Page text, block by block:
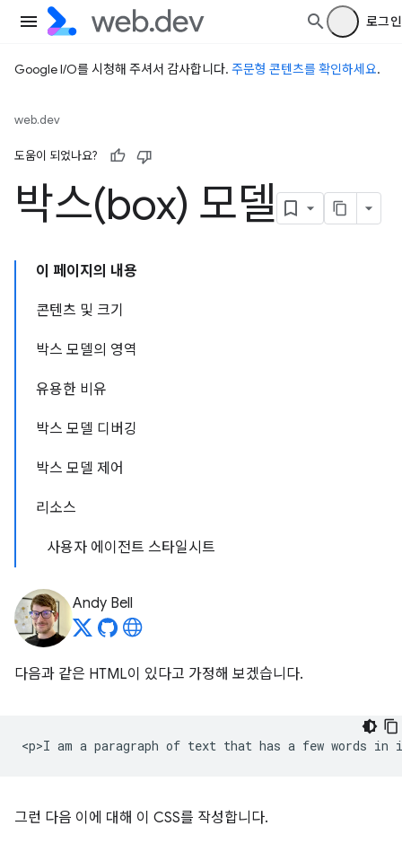
로그인
Google I/O를 시청해 주셔서 감사합니다. 주문형 콘텐츠를 확인하세요.
web.dev
도움이 되었나요?
박스(box) 모델
이 페이지의 내용
콘텐츠 및 크기
박스 모델의 영역
유용한 비유
박스 모델 디버깅
박스 모델 제어
리소스
사용자 에이전트 스타일시트
Andy Bell
다음과 같은 HTML이 있다고 가정해 보겠습니다.
그런 다음 이에 대해 이 CSS를 작성합니다.